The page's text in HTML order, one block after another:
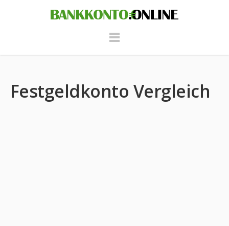
Festgeldkonto Vergleich